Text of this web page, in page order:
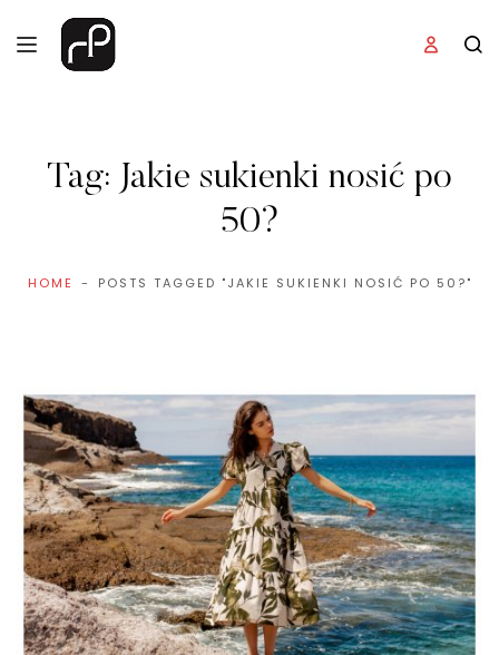
Tag: Jakie sukienki nosić po
50?
HOME POSTS TAGGED "JAKIE SUKIENKI NOSIĆ PO 50?"